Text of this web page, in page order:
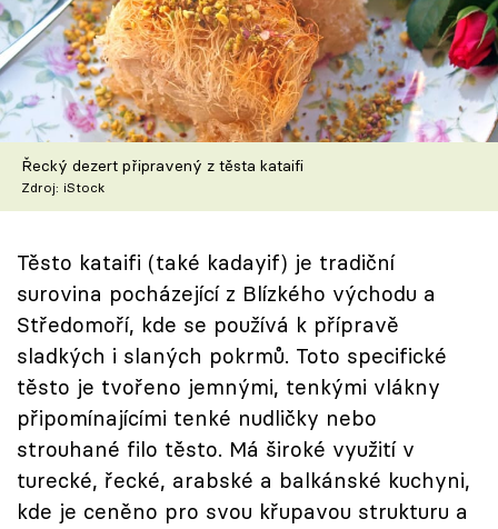
Škola vaření
Recepty z TV
Speciál: Cuketa
Těhotnej kuchař
Přihlášení
Sledujte nás
Řecký dezert připravený z těsta kataifi
Zdroj: iStock
Těsto kataifi (také kadayif) je tradiční
surovina pocházející z Blízkého východu a
Středomoří, kde se používá k přípravě
sladkých i slaných pokrmů. Toto specifické
těsto je tvořeno jemnými, tenkými vlákny
připomínajícími tenké nudličky nebo
strouhané filo těsto. Má široké využití v
turecké, řecké, arabské a balkánské kuchyni,
kde je ceněno pro svou křupavou strukturu a